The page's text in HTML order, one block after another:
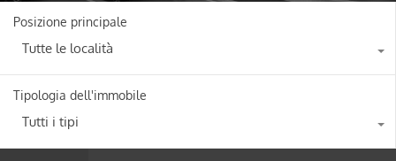
Posizione principale
Tutte le località
Tipologia dell'immobile
Tutti i tipi